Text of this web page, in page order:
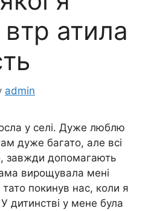
атила
admin
у селі. Дуже люблю
дуже багато, але всі
завжди допомагають
вирощувала мені
покинув нас, коли я
дитинстві у мене була